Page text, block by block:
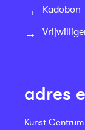
Kadobon
adres
Kunst